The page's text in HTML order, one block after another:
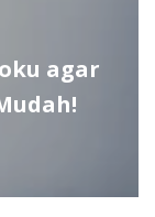
agar